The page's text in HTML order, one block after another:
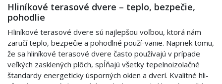
Hliníkové terasové dvere – teplo, bezpečie,
pohodlie
Hliníkové terasové dvere sú najlepšou voľbou, ktorá nám
zaručí teplo, bezpečie a pohodlné použí-vanie. Napriek tomu,
že sa hliníkové terasové dvere často používajú v prípade
veľkých zasklených plôch, spĺňajú všetky tepelnoizolačné
štandardy energeticky úsporných okien a dverí. Kvalitné hli-